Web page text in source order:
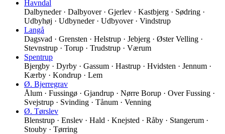
Havndal
Dalbyneder · Dalbyover · Gjerlev · Kastbjerg · Sødring ·
Udbyhøj · Udbyneder · Udbyover · Vindstrup
Langå
Dagsvad · Grensten · Helstrup · Jebjerg · Øster Velling ·
Stevnstrup · Torup · Trudstrup · Værum
Spentrup
Bjergby · Dyrby · Gassum · Hastrup · Hvidsten · Jennum ·
Kærby · Kondrup · Lem
Ø. Bjerregrav
Ålum · Fussingø · Gjandrup · Nørre Borup · Over Fussing ·
Svejstrup · Svinding · Tånum · Venning
Ø. Tørslev
Blenstrup · Enslev · Hald · Knejsted · Råby · Stangerum ·
Stouby · Tørring